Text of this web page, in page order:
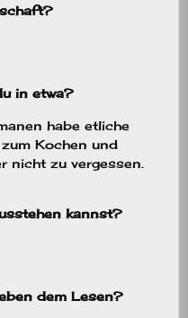
in etwa?
habe etliche
Kochen und
nicht zu vergessen.
kannst?
dem Lesen?